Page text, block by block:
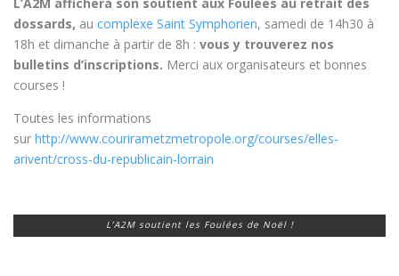
dossards, au complexe Saint Symphorien, samedi de 14h30 à
18h et dimanche à partir de 8h : vous y trouverez nos
bulletins d’inscriptions. Merci aux organisateurs et bonnes
courses !
Toutes les informations
sur http://www.courirametzmetropole.org/courses/elles-
arivent/cross-du-republicain-lorrain
L’A2M soutient les Foulées de Noël !